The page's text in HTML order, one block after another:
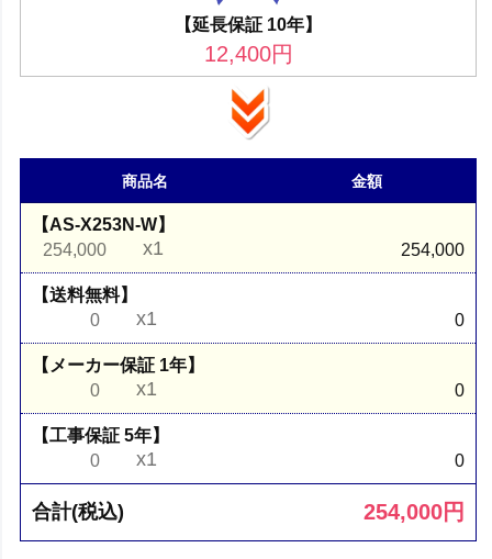
【延長保証 10年】
12,400円
商品名 金額
【AS-X253N-W】
254,000
x1 254,000
【送料無料】
0
x1 0
【メーカー保証 1年】
0
x1 0
【工事保証 5年】
0
x1 0
合計(税込) 254,000円